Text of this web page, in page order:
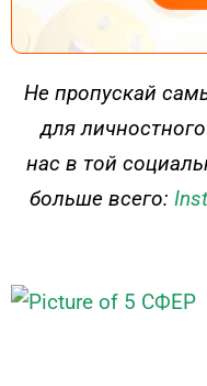
ДЕЙСТВУЙ
Не пропускай
для
нас в той
больше всего: